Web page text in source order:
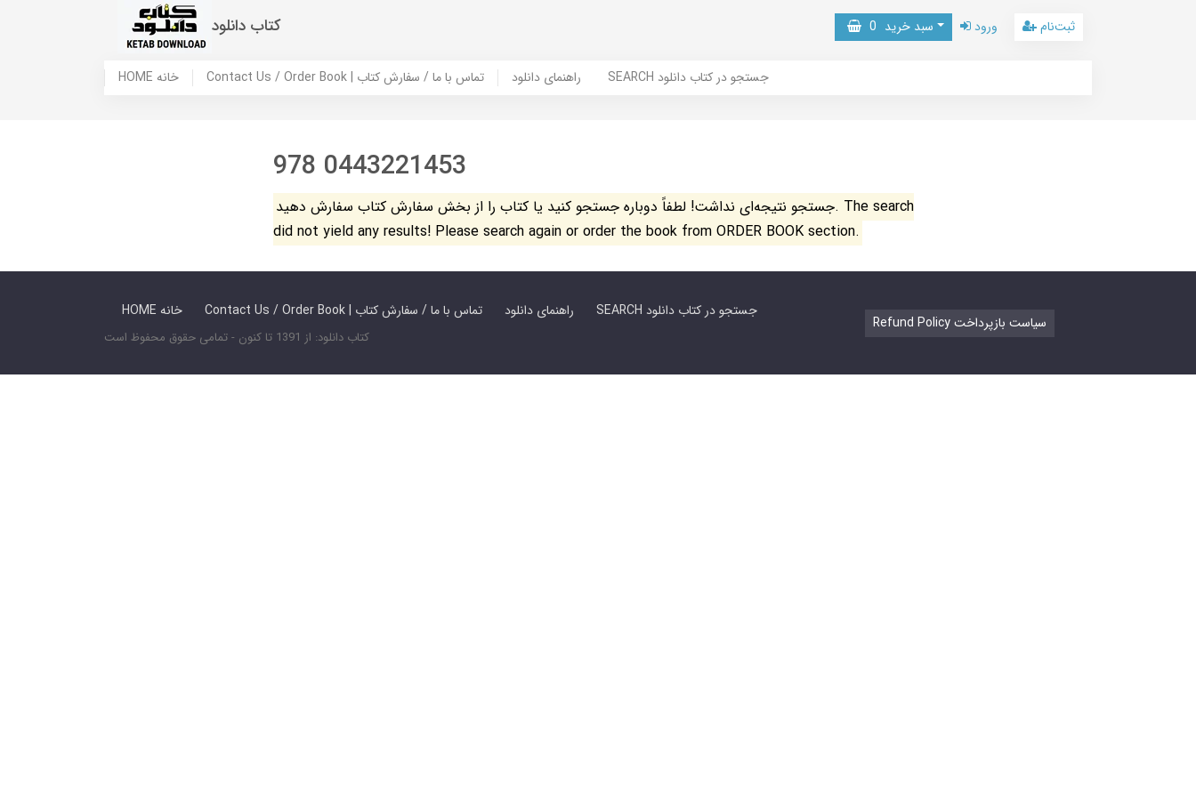
کتاب دانلود سبد خرید 0 ورود ثبت‌نام
HOME خانه Contact Us / Order Book | تماس با ما / سفارش کتاب راهنمای دانلود SEARCH جستجو در کتاب دانلود
978 0443221453
جستجو نتیجه‌ای نداشت! لطفاً دوباره جستجو کنید یا کتاب را از بخش سفارش کتاب سفارش دهید. The search
did not yield any results! Please search again or order the book from ORDER BOOK section.
HOME خانه Contact Us / Order Book | تماس با ما / سفارش کتاب راهنمای دانلود SEARCH جستجو در کتاب دانلود
کتاب دانلود: از 1391 تا کنون - تمامی حقوق محفوظ است
Refund Policy سیاست بازپرداخت